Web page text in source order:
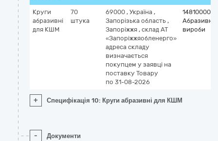
Круги
абразивні
для КШМ
70
штука
69000 , Україна ,
Запорізька область ,
Запоріжжя , склад АТ
«Запоріжжяобленерго»
адреса складу
визначається
покупцем у заявці на
поставку Товару
по 31-08-2026
14810000-2
Абразивні
вироби
+ Специфікація 10: Круги абразивні для КШМ
- Документи